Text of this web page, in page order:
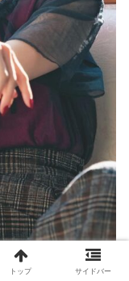
トップ サイドバー